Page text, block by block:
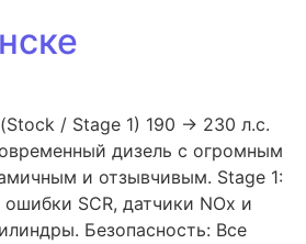
/ Stage 1) 190 → 230 л.с.
дизель с огромным
и отзывчивым. Stage 1:
SCR, датчики NOx и
Безопасность: Все